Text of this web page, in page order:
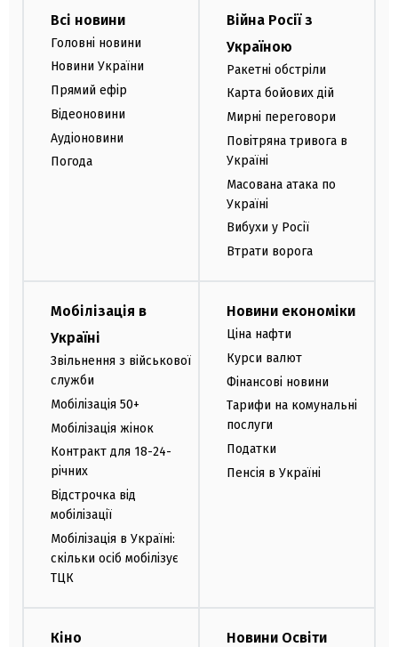
Всі новини
Головні новини
Новини України
Прямий ефір
Відеоновини
Аудіоновини
Погода
Війна Росії з
Україною
Ракетні обстріли
Карта бойових дій
Мирні переговори
Повітряна тривога в
Україні
Масована атака по
Україні
Вибухи у Росії
Втрати ворога
Мобілізація в
Україні
Звільнення з військової
служби
Мобілізація 50+
Мобілізація жінок
Контракт для 18-24-
річних
Відстрочка від
мобілізації
Мобілізація в Україні:
скільки осіб мобілізує
ТЦК
Новини економіки
Ціна нафти
Курси валют
Фінансові новини
Тарифи на комунальні
послуги
Податки
Пенсія в Україні
Кіно Новини Освіти